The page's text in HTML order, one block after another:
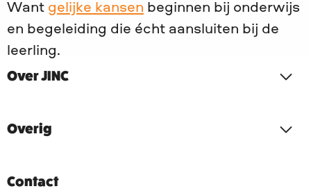
Want gelijke kansen beginnen bij onderwijs
en begeleiding die écht aansluiten bij de
leerling.
Over JINC
Overig
Contact